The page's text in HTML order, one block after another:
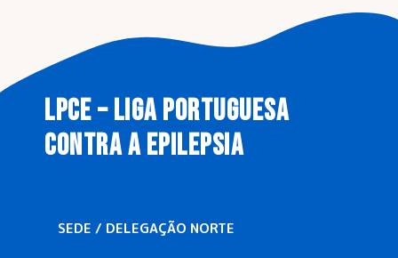
LPCE – LIGA PORTUGUESA
CONTRA A EPILEPSIA
SEDE / DELEGAÇÃO NORTE